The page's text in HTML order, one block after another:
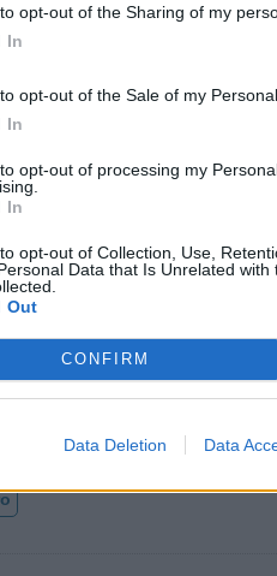
opt-out of the Sharing of my
In
opt-out of the Sale of my Personal
In
opt-out of processing my
In
opt-out of Collection, Use,
Data that Is Unrelated
Out
CONFIRM
Data Deletion Data